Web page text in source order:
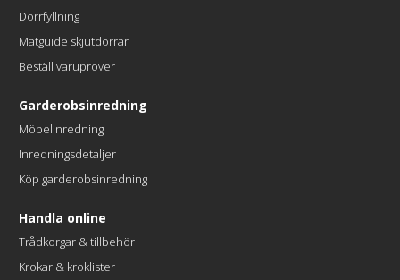
Dörrfyllning
Mätguide skjutdörrar
Beställ varuprover
Garderobsinredning
Möbelinredning
Inredningsdetaljer
Köp garderobsinredning
Handla online
Trådkorgar & tillbehör
Krokar & kroklister